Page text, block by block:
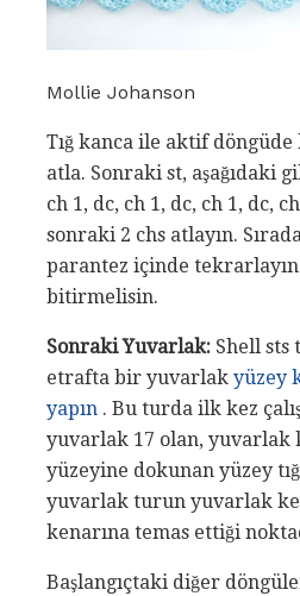
Mollie Johanson
Tığ kanca ile aktif döngüde
atla. Sonraki st, aşağıdaki
ch 1, dc, ch 1, dc, ch 1, dc,
sonraki 2 chs atlayın.
parantez içinde
bitirmelisin.
Sonraki Yuvarlak: Shell
etrafta bir yuvarlak yüzey
yapın . Bu turda ilk kez
yuvarlak 17 olan, yuvarlak
yüzeyine dokunan yüzey
yuvarlak turun yuvarlak
kenarına temas ettiği
Başlangıçtaki diğer